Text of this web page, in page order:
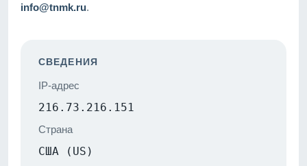
info@tnmk.ru.
СВЕДЕНИЯ
IP-адрес
216.73.216.151
Страна
США (US)